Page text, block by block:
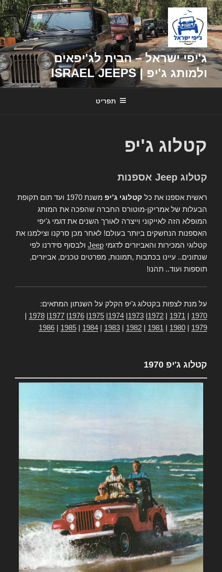
דילוג
לתוכן
ג'יפי ישראל – הבית לג'יפאים
ולמותג ג'יפ | ISRAEL JEEPS
תפריט
קטלוג ג'יפ
קטלוג Jeep אספנות
ראשית אספנו את כל קטלוגי ג'יפ
משנת 1970 ועד תום תקופת
הבעלות של אמריקן-מוטורס החברה שהפכה את המותג
המופלא הזה לאייקוני וייצרה לאורך השנים את דגמי ג'יפי
האספנות הנחשקים ביותר בעולם! לאחר מכן סרקנו וצילמנו את
קטלוגי המכירות והאביזרים לדגמי Jeep ולבסוף סידרנו לפי
שנתונים.. עיינו בכתבות ,תמונות, מפרטים טכנים, אביזרים,
תוספות ועוד.. תהנו!
על מנת לצפות בקטלוג ג'יפ הקלק על השנתון המתאים:
1970
1971
1972
1973
1974
1975
1976
1977
1978
1979
1980
1981
1982
1983
1984
1985
1986
קטלוג ג'יפ 1970